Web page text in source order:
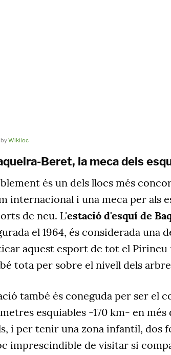
Wikiloc
Beret, la meca dels
és un dels llocs més
internacional i una meca per als
de neu. L'estació d'esquí de
el 1964, és considerada una
aquest esport de tot el Pirineu
tota per sobre el nivell dels
també és coneguda per ser el
esquiables -170 km- en més
i per tenir una zona infantil, dos
imprescindible de visitar si